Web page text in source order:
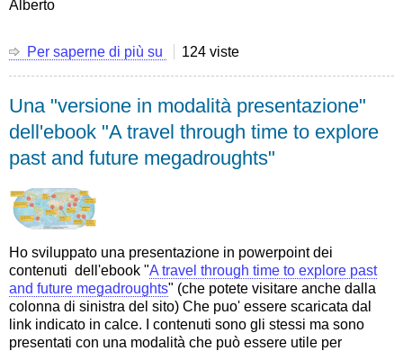
Alberto
Per saperne di più su
Cause
plurisecolare
del
2022
nel
presentazione
al
Convegno
di
Idraulica
e
124 viste
Una "versione in modalità presentazione"
dell'ebook "A travel through time to explore
past and future megadroughts"
Ho sviluppato una presentazione in powerpoint dei
contenuti dell'ebook "A travel through time to explore past
and future megadroughts" (che potete visitare anche dalla
colonna di sinistra del sito) Che puo' essere scaricata dal
link indicato in calce. I contenuti sono gli stessi ma sono
presentati con una modalità che può essere utile per